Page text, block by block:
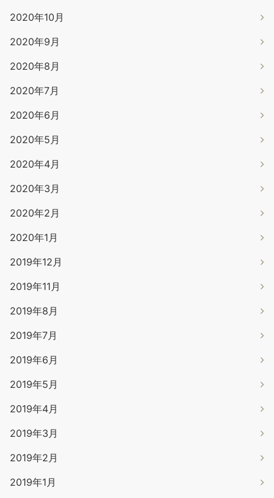
2020年10月
2020年9月
2020年8月
2020年7月
2020年6月
2020年5月
2020年4月
2020年3月
2020年2月
2020年1月
2019年12月
2019年11月
2019年8月
2019年7月
2019年6月
2019年5月
2019年4月
2019年3月
2019年2月
2019年1月